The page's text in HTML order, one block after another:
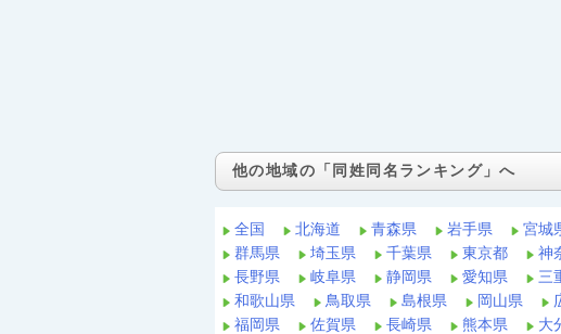
他の地域の「同姓同名ランキング」へ
全国 北海道 青森県 岩手県 宮城
群馬県
埼玉県 千葉県 東京都 神
長野県
岐阜県 静岡県 愛知県 三
和歌山県
鳥取県 島根県 岡山県
福岡県
佐賀県 長崎県 熊本県 大